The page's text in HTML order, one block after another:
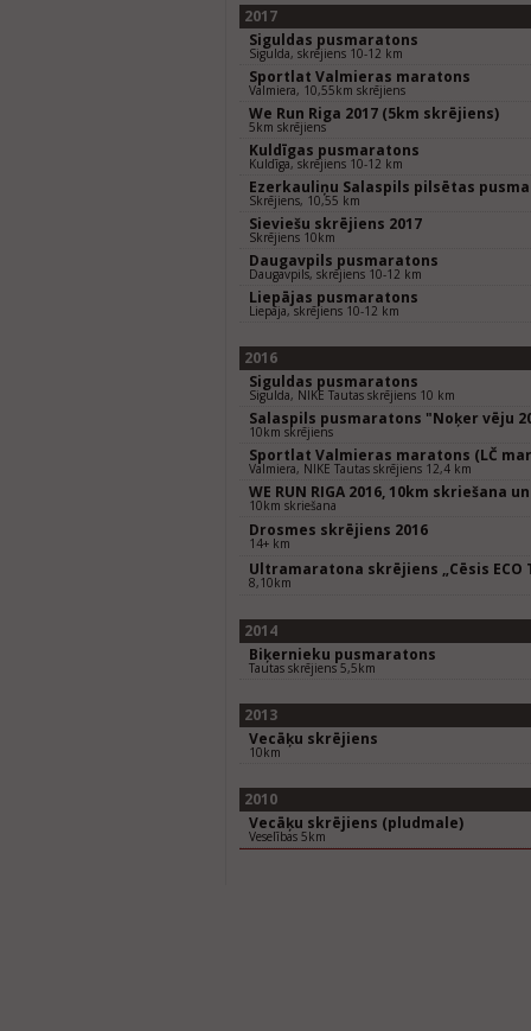
2017
Siguldas pusmaratons
Sigulda, skrējiens 10-12 km
Sportlat Valmieras maratons
Valmiera, 10,55km skrējiens
We Run Riga 2017 (5km skrējiens)
5km skrējiens
Kuldīgas pusmaratons
Kuldīga, skrējiens 10-12 km
Ezerkauliņu Salaspils pilsētas
Skrējiens, 10,55 km
Sieviešu skrējiens 2017
Skrējiens 10km
Daugavpils pusmaratons
Daugavpils, skrējiens 10-12 km
Liepājas pusmaratons
Liepāja, skrējiens 10-12 km
2016
Siguldas pusmaratons
Sigulda, NIKE Tautas skrējiens 10 km
Salaspils pusmaratons "Noķer vēju
10km skrējiens
Sportlat Valmieras maratons (LČ
Valmiera, NIKE Tautas skrējiens 12,4 km
WE RUN RIGA 2016, 10km skriešana
10km skriešana
Drosmes skrējiens 2016
14+ km
Ultramaratona skrējiens „Cēsis ECO
8,10km
2014
Biķernieku pusmaratons
Tautas skrējiens 5,5km
2013
Vecāķu skrējiens
10km
2010
Vecāķu skrējiens (pludmale)
Veselības 5km